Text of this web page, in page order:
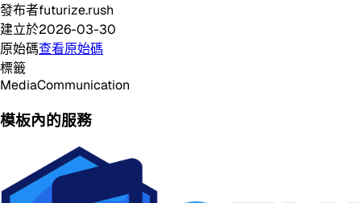
發布者futurize.rush
建立於2026-03-30
原始碼查看原始碼
標籤
MediaCommunication
模板內的服務